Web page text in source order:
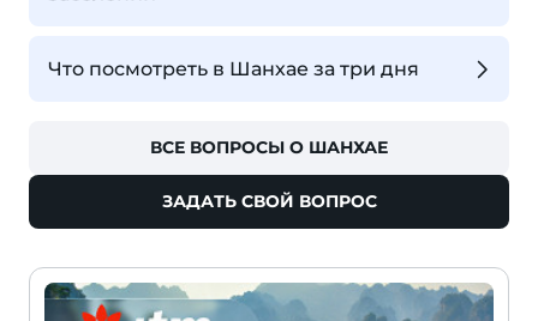
Что посмотреть в Шанхае за три дня
ВСЕ ВОПРОСЫ О ШАНХАЕ
ЗАДАТЬ СВОЙ ВОПРОС